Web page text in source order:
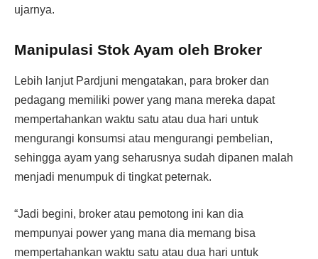
ujarnya.
Manipulasi Stok Ayam oleh Broker
Lebih lanjut Pardjuni mengatakan, para broker dan
pedagang memiliki power yang mana mereka dapat
mempertahankan waktu satu atau dua hari untuk
mengurangi konsumsi atau mengurangi pembelian,
sehingga ayam yang seharusnya sudah dipanen malah
menjadi menumpuk di tingkat peternak.
“Jadi begini, broker atau pemotong ini kan dia
mempunyai power yang mana dia memang bisa
mempertahankan waktu satu atau dua hari untuk